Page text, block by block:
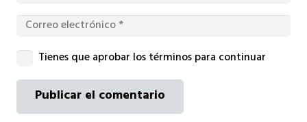
Tienes que aprobar los términos para continuar
Publicar el comentario